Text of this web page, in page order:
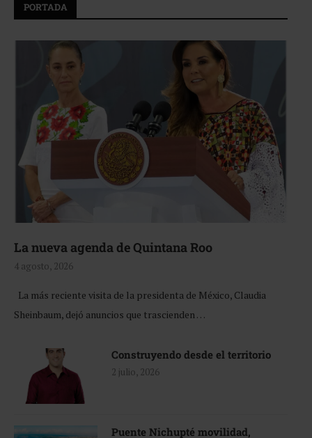
PORTADA
La nueva agenda de Quintana Roo
4 agosto, 2026
La más reciente visita de la presidenta de México, Claudia
Sheinbaum, dejó anuncios que trascienden …
Construyendo desde el territorio
2 julio, 2026
Puente Nichupté movilidad,